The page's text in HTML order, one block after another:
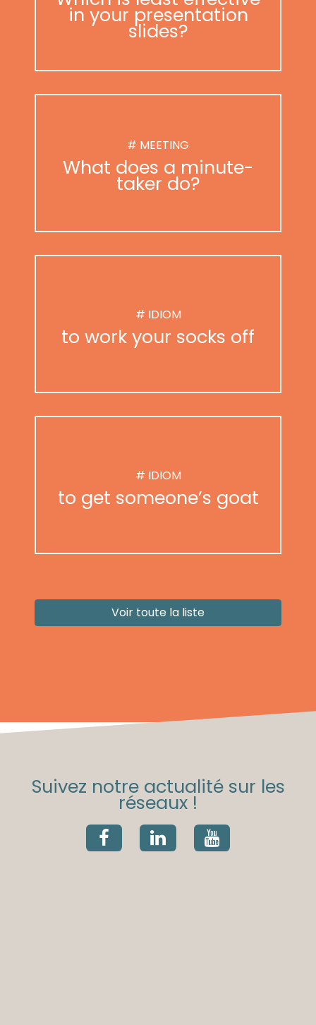
in your presentation
slides?
# MEETING
What does a minute-
taker do?
# IDIOM
to work your socks off
# IDIOM
to get someone’s goat
Voir toute la liste
Suivez notre actualité sur les
réseaux !